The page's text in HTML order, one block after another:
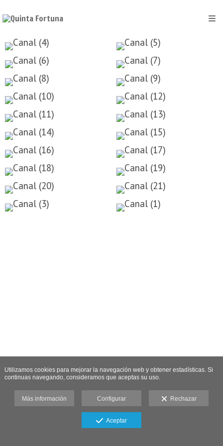
Utilizamos cookies para mejorar la navegación web y obtener estadísticas. Si
continuas navegando, consideramos que aceptas su uso.
Más información Configurar Rechazar
Aceptar